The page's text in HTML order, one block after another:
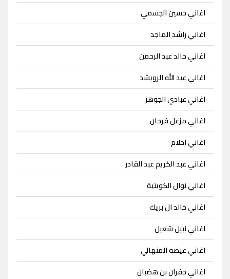
اغاني حسين الجسمي
اغاني راشد الماجد
اغاني خالد عبد الرحمن
اغاني عبد الله الرويشد
اغاني عبادي الجوهر
اغاني مزعل فرحان
اغاني احلام
اغاني عبد الكريم عبد القادر
اغاني نوال الكويتية
اغاني خالد ال بريك
اغاني نبيل شعيل
اغاني عيضه المنهالي
اغاني جفران بن هضبان